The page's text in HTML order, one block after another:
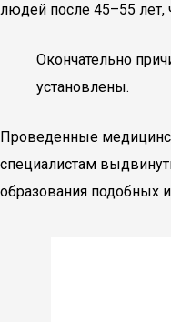
людей после 45–55
Окончательно
установлены.
Проведенные
специалистам
образования подобных